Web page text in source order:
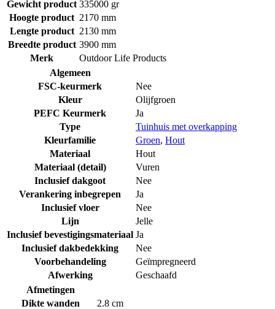
Gewicht product 335000 gr
Hoogte product 2170 mm
Lengte product 2130 mm
Breedte product 3900 mm
Merk
Outdoor Life Products
Algemeen
FSC-keurmerk
Nee
Kleur
Olijfgroen
PEFC Keurmerk
Ja
Type
Tuinhuis met overkapping
Kleurfamilie
Groen, Hout
Materiaal
Hout
Materiaal (detail)
Vuren
Inclusief dakgoot
Nee
Verankering inbegrepen
Ja
Inclusief vloer
Nee
Lijn
Jelle
Inclusief bevestigingsmateriaal Ja
Inclusief dakbedekking
Nee
Voorbehandeling
Geïmpregneerd
Afwerking
Geschaafd
Afmetingen
Dikte wanden
2.8 cm